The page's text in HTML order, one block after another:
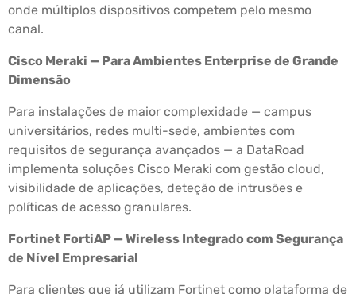
onde múltiplos dispositivos competem pelo mesmo
canal.
Cisco Meraki — Para Ambientes Enterprise de Grande
Dimensão
Para instalações de maior complexidade — campus
universitários, redes multi-sede, ambientes com
requisitos de segurança avançados — a DataRoad
implementa soluções Cisco Meraki com gestão cloud,
visibilidade de aplicações, deteção de intrusões e
políticas de acesso granulares.
Fortinet FortiAP — Wireless Integrado com Segurança
de Nível Empresarial
Para clientes que já utilizam Fortinet como plataforma de